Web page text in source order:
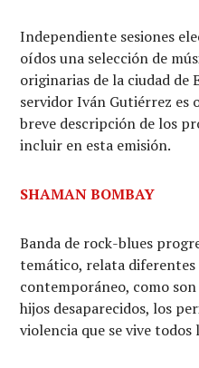
Independiente sesiones
oídos una selección de
originarias de la ciudad de
servidor Iván Gutiérrez es
breve descripción de los
incluir en esta emisión.
SHAMAN BOMBAY
Banda de rock-blues
temático, relata diferentes
contemporáneo, como son
hijos desaparecidos, los
violencia que se vive todos